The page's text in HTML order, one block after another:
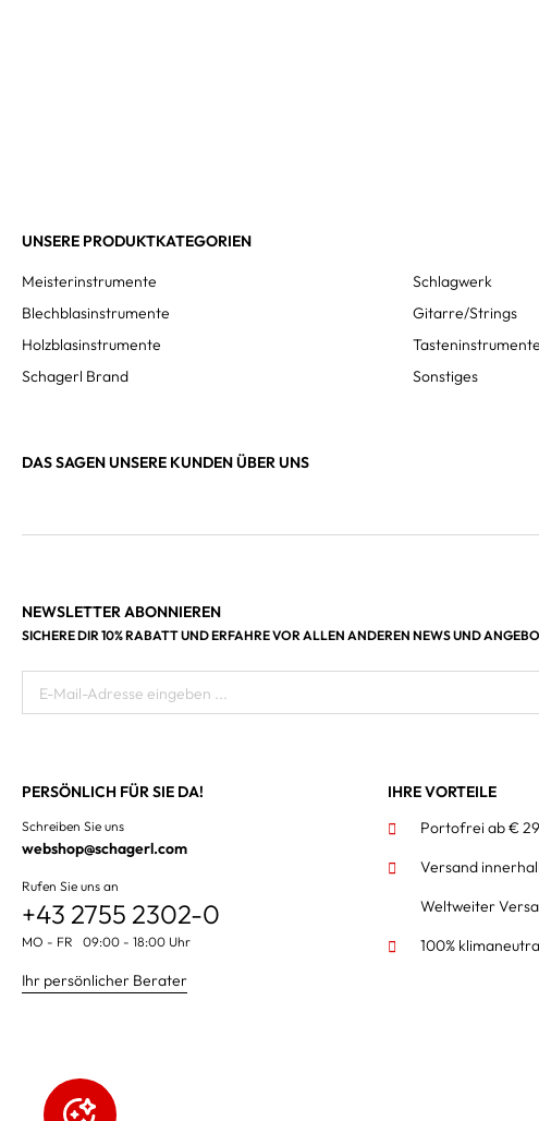
UNSERE PRODUKTKATEGORIEN
Meisterinstrumente
Blechblasinstrumente
Holzblasinstrumente
Schagerl Brand
Schlagwerk
Gitarre/Strings
Tasteninstrumente
Sonstiges
DAS SAGEN UNSERE KUNDEN ÜBER UNS
NEWSLETTER ABONNIEREN
SICHERE DIR 10% RABATT UND ERFAHRE VOR ALLEN ANDEREN NEWS UND
E-Mail-Adresse eingeben ...
PERSÖNLICH FÜR SIE DA!
Schreiben Sie uns
webshop@schagerl.com
Rufen Sie uns an
+43 2755 2302-0
MO - FR 09:00 - 18:00 Uhr
Ihr persönlicher Berater
IHRE VORTEILE
Portofrei ab €
Versand
Weltweiter
100%